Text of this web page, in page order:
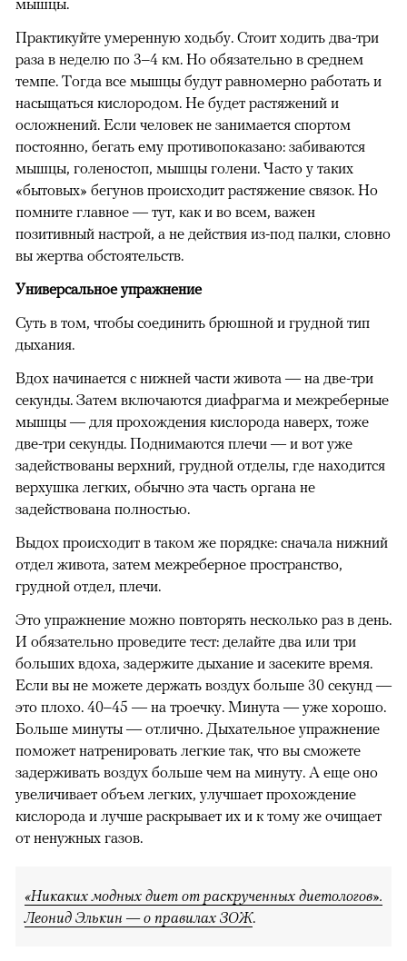
мышцы.
Практикуйте умеренную ходьбу. Стоит ходить два-три
раза в неделю по 3–4 км. Но обязательно в среднем
темпе. Тогда все мышцы будут равномерно работать и
насыщаться кислородом. Не будет растяжений и
осложнений. Если человек не занимается спортом
постоянно, бегать ему противопоказано: забиваются
мышцы, голеностоп, мышцы голени. Часто у таких
«бытовых» бегунов происходит растяжение связок. Но
помните главное — тут, как и во всем, важен
позитивный настрой, а не действия из-под палки, словно
вы жертва обстоятельств.
Универсальное упражнение
Суть в том, чтобы соединить брюшной и грудной тип
дыхания.
Вдох начинается с нижней части живота — на две-три
секунды. Затем включаются диафрагма и межреберные
мышцы — для прохождения кислорода наверх, тоже
две-три секунды. Поднимаются плечи — и вот уже
задействованы верхний, грудной отделы, где находится
верхушка легких, обычно эта часть органа не
задействована полностью.
Выдох происходит в таком же порядке: сначала нижний
отдел живота, затем межреберное пространство,
грудной отдел, плечи.
Это упражнение можно повторять несколько раз в день.
И обязательно проведите тест: делайте два или три
больших вдоха, задержите дыхание и засеките время.
Если вы не можете держать воздух больше 30 секунд —
это плохо. 40–45 — на троечку. Минута — уже хорошо.
Больше минуты — отлично. Дыхательное упражнение
поможет натренировать легкие так, что вы сможете
задерживать воздух больше чем на минуту. А еще оно
увеличивает объем легких, улучшает прохождение
кислорода и лучше раскрывает их и к тому же очищает
от ненужных газов.
«Никаких модных диет от раскрученных диетологов».
Леонид Элькин — о правилах ЗОЖ.